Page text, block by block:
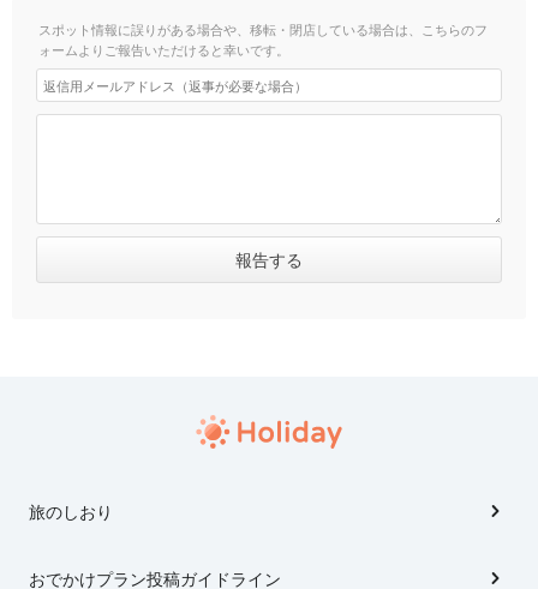
スポット情報に誤りがある場合や、移転・閉店している場合は、こちらのフ
ォームよりご報告いただけると幸いです。
旅のしおり
おでかけプラン投稿ガイドライン